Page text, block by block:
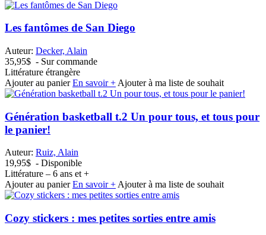
Les fantômes de San Diego
Auteur: Decker, Alain
35,95$ - Sur commande
Littérature étrangère
Ajouter au panier En savoir + Ajouter à ma liste de souhait
Génération basketball t.2 Un pour tous, et tous pour
le panier!
Auteur: Ruiz, Alain
19,95$ - Disponible
Littérature – 6 ans et +
Ajouter au panier En savoir + Ajouter à ma liste de souhait
Cozy stickers : mes petites sorties entre amis